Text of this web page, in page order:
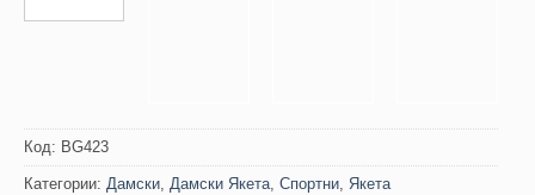
Код: BG423
Категории: Дамски, Дамски Якета, Спортни, Якета